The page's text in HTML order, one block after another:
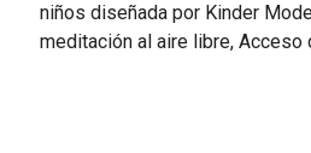
niños diseñada por Kinder
meditación al aire libre, Acceso